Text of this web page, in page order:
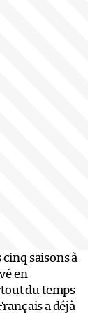
saisons à
en
du temps
a déjà